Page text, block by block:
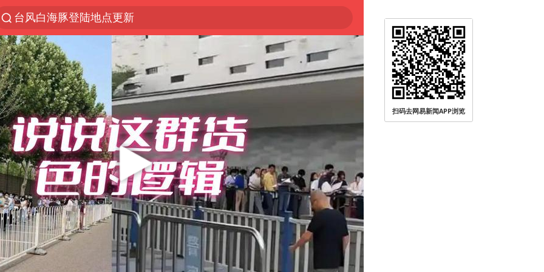
台风白海豚登陆地点更新
以“新”破局 首发经济点亮城市消费活力
台风白海豚进入48小时警戒线
佛得角门将亮相智利俱乐部主场
中方回应是否在太平洋海底开采稀土
看守所辅警收受10万获刑1年
宇树科技发行价格150.80元/股
宇树科技王兴兴身家有望超200亿元
五粮液渠道价一箱上涨近百元
CIA被曝已秘密设立古巴工作组
贵州轮胎子公司获美国退税8136万
扫码去网易新闻APP浏览